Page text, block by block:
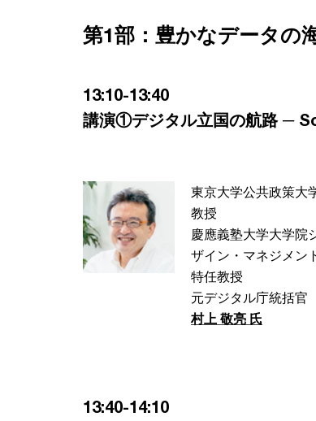
第1部：豊かなデータの
13:10-13:40
講演①デジタル立国の航路 ─
東京大学公共政策大
教授
慶應義塾大学大学院
ザイン・マネジメン
特任教授
元デジタル庁統括官
村上 敬亮 氏
13:40-14:10